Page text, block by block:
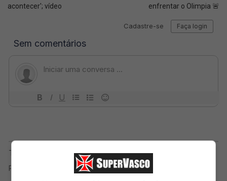
acontecer'; vídeo
enfrentar o Olimpia 🚨